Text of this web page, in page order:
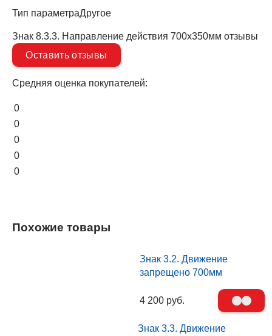
Тип параметраДругое
Знак 8.3.3. Направление действия 700х350мм отзывы
Оставить отзывы
Средняя оценка покупателей:
0
0
0
0
0
Похожие товары
Знак 3.2. Движение
запрещено 700мм
4 200 руб.
Знак 3.3. Движение